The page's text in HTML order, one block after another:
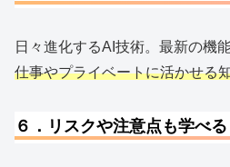
日々進化するAI技術。最新の機
仕事やプライベートに活かせる
６．リスクや注意点も学べる